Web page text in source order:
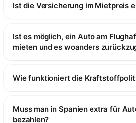
Ist die Versicherung im Mietpreis
Ist es möglich, ein Auto am
mieten und es woanders
Wie funktioniert die
Muss man in Spanien extra für
bezahlen?